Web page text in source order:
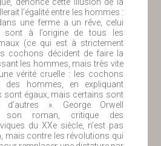
l’égalité entre les hommes :
une ferme a un rêve, celui
sont à l’origine de tous les
(ce qui est à strictement
cochons décident de faire la
les hommes, mais très vite
vérité cruelle : les cochons
des hommes, en expliquant
sont égaux, mais certains sont
». George Orwell
son roman, critique des
du XXe siècle, n’est pas
mais contre les révolutions qui